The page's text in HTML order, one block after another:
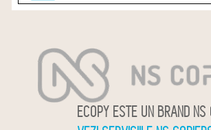
ECOPY ESTE UN BRAND NS